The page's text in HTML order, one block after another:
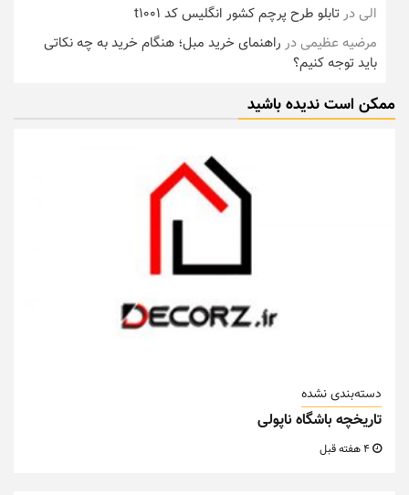
الیدرتابلو طرح پرچم کشور انگلیس کد t1001
مرضیه عظیمیدر راهنمای خرید مبل؛ هنگام خرید به چه نکاتی
باید توجه کنیم؟
ممکن است ندیده باشید
دسته‌بندی نشده
تاریخچه باشگاه ناپولی